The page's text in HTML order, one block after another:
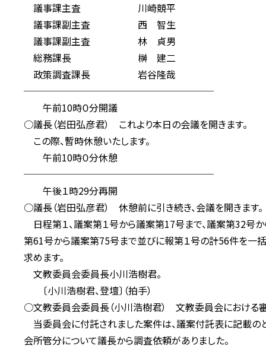
議事課主査 川崎競平
議事課副主査 西 智生
議事課副主査 林 貞男
総務課長 榊 建二
政策調査課長 岩谷隆哉
────────────────────
午前10時０分開議
○議長（岩田弘彦君） これより本日の会議を開きます。
この際、暫時休憩いたします。
午前10時０分休憩
────────────────────
午後１時29分再開
○議長（岩田弘彦君） 休憩前に引き続き、会議を開きます。
日程第１、議案第１号から議案第17号まで、議案第32号
第61号から議案第75号まで並びに報第１号の計56件を一
求めます。
文教委員会委員長小川浩樹君。
〔小川浩樹君、登壇〕（拍手）
○文教委員会委員長（小川浩樹君） 文教委員会における
当委員会に付託されました案件は、議案付託表に記載の
会所管分について議長から調査依頼がありました。